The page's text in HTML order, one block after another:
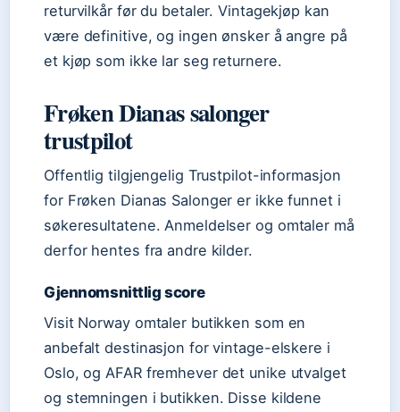
returvilkår før du betaler. Vintagekjøp kan
være definitive, og ingen ønsker å angre på
et kjøp som ikke lar seg returnere.
Frøken Dianas salonger
trustpilot
Offentlig tilgjengelig Trustpilot-informasjon
for Frøken Dianas Salonger er ikke funnet i
søkeresultatene. Anmeldelser og omtaler må
derfor hentes fra andre kilder.
Gjennomsnittlig score
Visit Norway omtaler butikken som en
anbefalt destinasjon for vintage-elskere i
Oslo, og AFAR fremhever det unike utvalget
og stemningen i butikken. Disse kildene